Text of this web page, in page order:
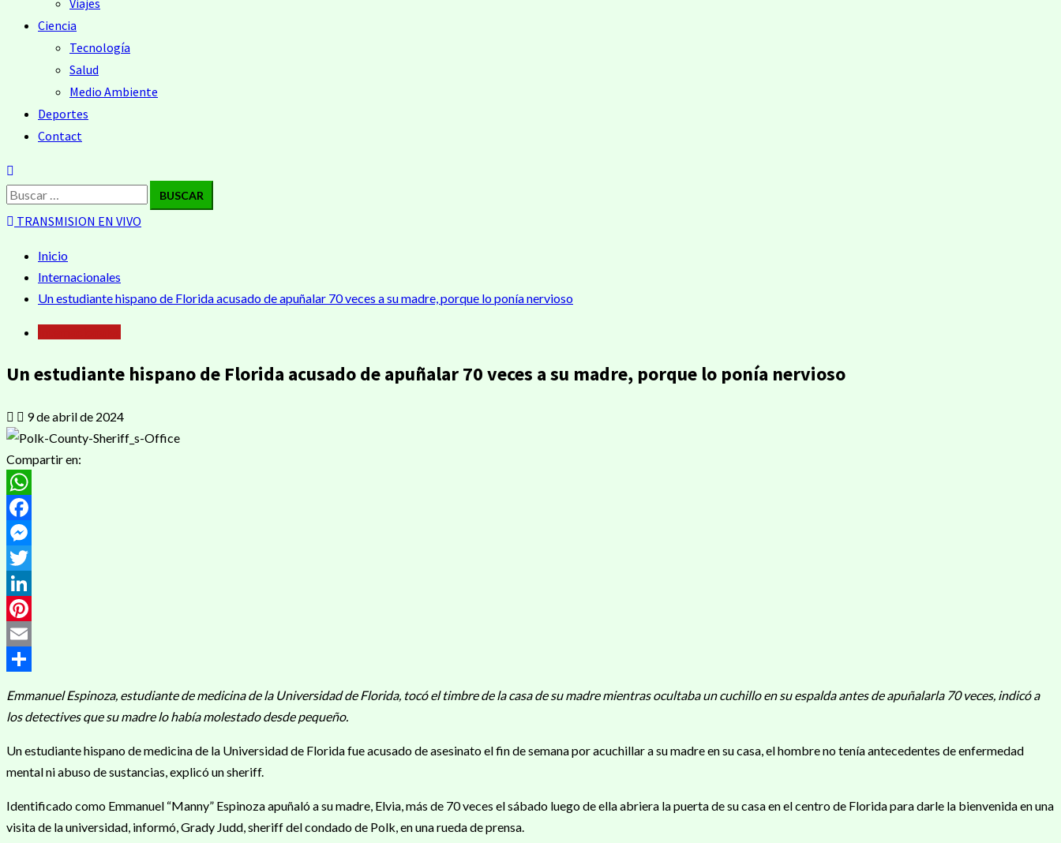
Viajes
Ciencia
Tecnología
Salud
Medio Ambiente
Deportes
Contact
Buscar:
TRANSMISION EN VIVO
Inicio
Internacionales
Un estudiante hispano de Florida acusado de apuñalar 70 veces a su madre, porque lo ponía nervioso
Un estudiante hispano de Florida acusado de apuñalar 70 veces a su madre, porque lo ponía nervioso
9 de abril de 2024
Compartir en:
WhatsApp
Facebook
Messenger
Twitter
LinkedIn
Pinterest
Email
Emmanuel Espinoza, estudiante de medicina de la Universidad de Florida, tocó el timbre de la casa de su madre mientras ocultaba un cuchillo en su espalda antes de apuñalarla 70 veces, indicó a
los detectives que su madre lo había molestado desde pequeño.
Un estudiante hispano de medicina de la Universidad de Florida fue acusado de asesinato el fin de semana por acuchillar a su madre en su casa, el hombre no tenía antecedentes de enfermedad
mental ni abuso de sustancias, explicó un sheriff.
Identificado como Emmanuel “Manny” Espinoza apuñaló a su madre, Elvia, más de 70 veces el sábado luego de ella abriera la puerta de su casa en el centro de Florida para darle la bienvenida en una
visita de la universidad, informó, Grady Judd, sheriff del condado de Polk, en una rueda de prensa.